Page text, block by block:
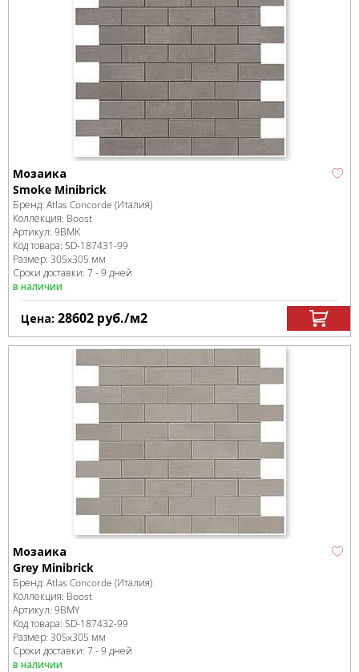
Мозаика
Smoke Minibrick
Бренд: Atlas Concorde (Италия)
Коллекция: Boost
Артикул: 9BMK
Код товара: SD-187431-99
Размер: 305x305 мм
Сроки доставки: 7 - 9 дней
в наличии
Цена: 28602 руб./м2
Мозаика
Grey Minibrick
Бренд: Atlas Concorde (Италия)
Коллекция: Boost
Артикул: 9BMY
Код товара: SD-187432-99
Размер: 305x305 мм
Сроки доставки: 7 - 9 дней
в наличии